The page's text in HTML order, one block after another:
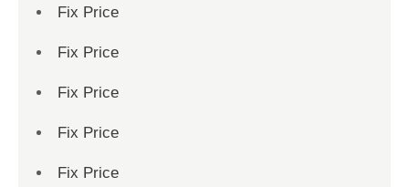
Fix Price
Fix Price
Fix Price
Fix Price
Fix Price